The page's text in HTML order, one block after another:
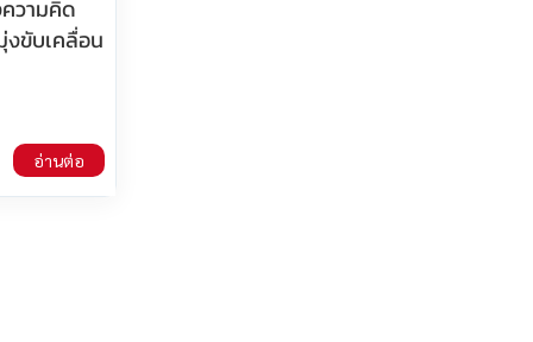
ความคิด
ขับเคลื่อน
อ่านต่อ